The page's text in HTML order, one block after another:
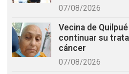
07/08/2026
Vecina de
continuar su
cáncer
07/08/2026